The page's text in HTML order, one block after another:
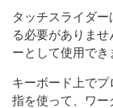
タッチスライダ
る必要がありま
ーとして使用でき
キーボード上で
指を使って、ワー